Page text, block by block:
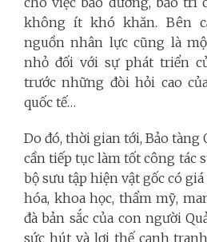
không ít khó khăn. Bên
nguồn nhân lực cũng là
nhỏ đối với sự phát triển
trước những đòi hỏi cao
quốc tế…
Do đó, thời gian tới, Bảo tàng
cần tiếp tục làm tốt công tác
bộ sưu tập hiện vật gốc có
hóa, khoa học, thẩm mỹ,
đà bản sắc của con người
sức hút và lợi thế cạnh